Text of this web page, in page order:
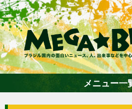
メニュー一